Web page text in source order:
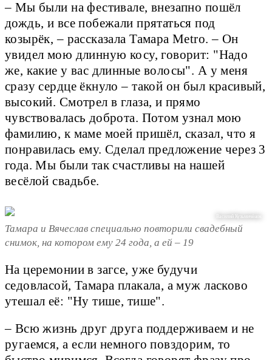
– Мы были на фестивале, внезапно пошёл
дождь, и все побежали прятаться под
козырёк, – рассказала Тамара Metro. – Он
увидел мою длинную косу, говорит: "Надо
же, какие у вас длинные волосы". А у меня
сразу сердце ёкнуло – такой он был красивый,
высокий. Смотрел в глаза, и прямо
чувствовалась доброта. Потом узнал мою
фамилию, к маме моей пришёл, сказал, что я
понравилась ему. Сделал предложение через 3
года. Мы были так счастливы на нашей
весёлой свадьбе.
Василий Кузьмичёнок
Тамара и Вячеслав специально повторили свадебный
снимок, на котором ему 24 года, а ей – 19
На церемонии в загсе, уже будучи
седовласой, Тамара плакала, а муж ласково
утешал её: "Ну тише, тише".
– Всю жизнь друг друга поддерживаем и не
ругаемся, а если немного повздорим, то